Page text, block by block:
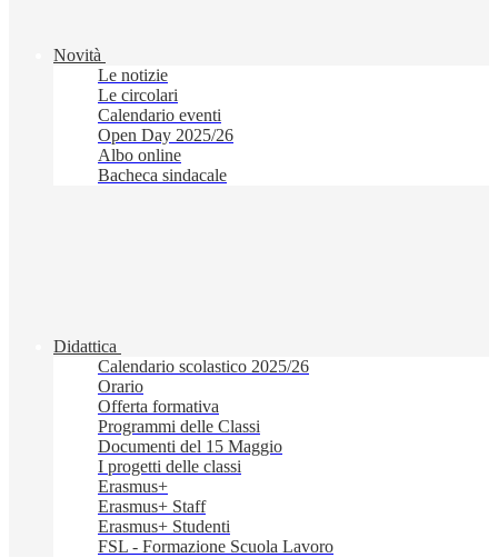
Novità
Le notizie
Le circolari
Calendario eventi
Open Day 2025/26
Albo online
Bacheca sindacale
Didattica
Calendario scolastico 2025/26
Orario
Offerta formativa
Programmi delle Classi
Documenti del 15 Maggio
I progetti delle classi
Erasmus+
Erasmus+ Staff
Erasmus+ Studenti
FSL - Formazione Scuola Lavoro